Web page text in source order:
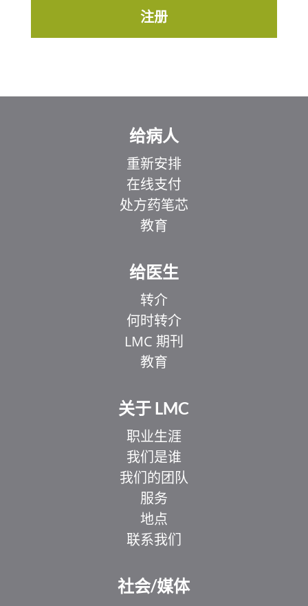
注册
给病人
重新安排
在线支付
处方药笔芯
教育
给医生
转介
何时转介
LMC 期刊
教育
关于 LMC
职业生涯
我们是谁
我们的团队
服务
地点
联系我们
社会/媒体